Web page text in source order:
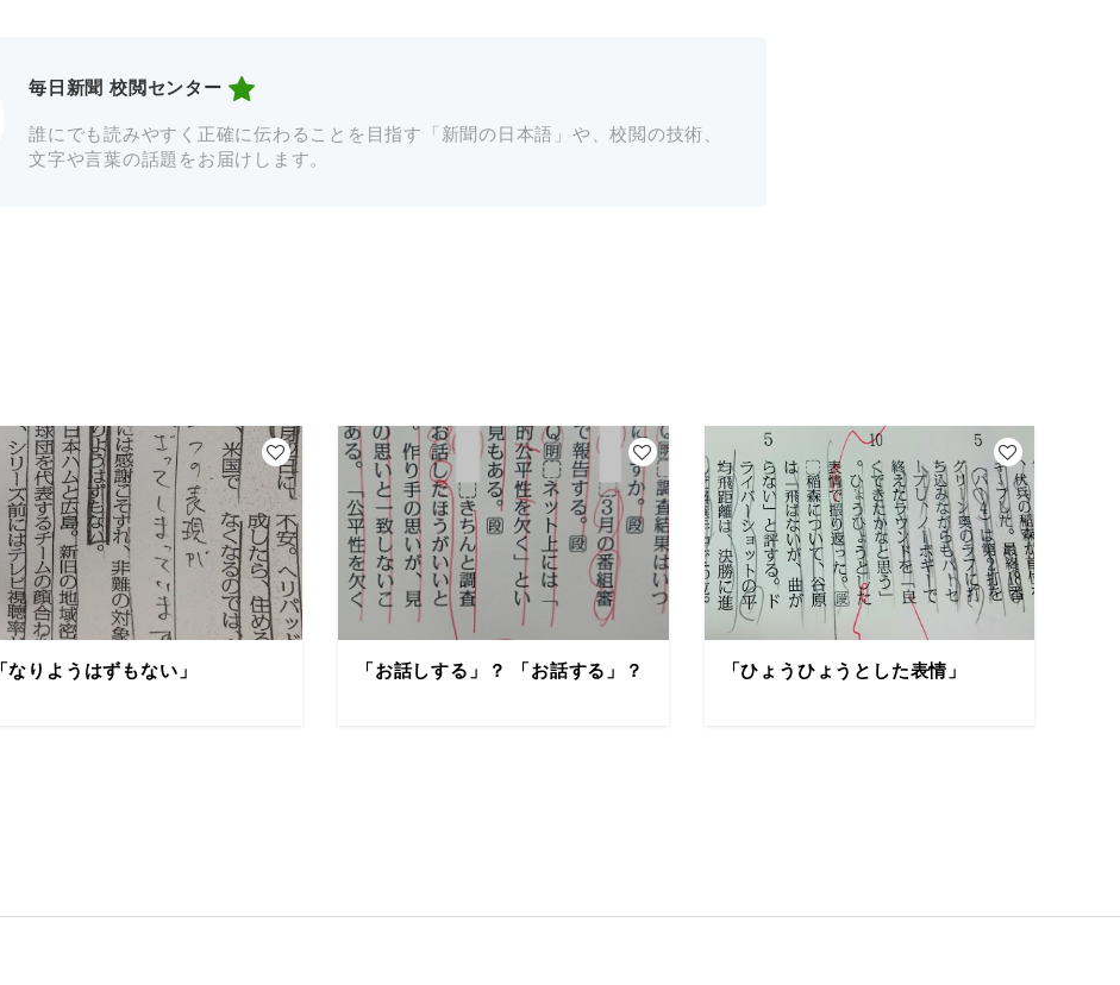
毎日新聞 校閲センター
誰にでも読みやすく正確に伝わることを目指す「新聞の日本語」や、校閲の技術、
文字や言葉の話題をお届けします。
「なりようはずもない」 「お話しする」？ 「お話する」？ 「ひょうひょうとした表情」